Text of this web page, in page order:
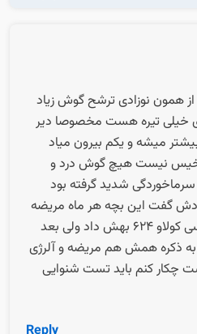
از همون نوزادی ترشح گوش زیاد
خیلی تیره هست مخصوصا دیر
میشه و یکم بیرون میاد
خیس نیست هیچ گوش درد و
سرماخوردگی شدید گرفته بود
گفت این بچه هر ماه مریضه
و به مدت دو هفته کو آموکسی کولاو ۶۲۴ بهش داد ولی بعد
به ذکره همش هم مریضه و آلرژی
چکار کنم باید تست شنوایی